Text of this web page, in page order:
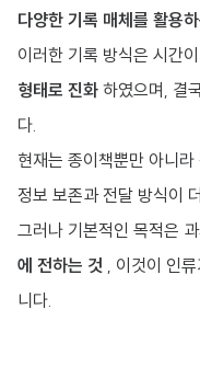
다양한 기록 매체를 활용
이러한 기록 방식은 시간
형태로 진화 하였으며, 결
다.
현재는 종이책뿐만 아니라
정보 보존과 전달 방식이
그러나 기본적인 목적은
에 전하는 것 , 이것이 인
니다.